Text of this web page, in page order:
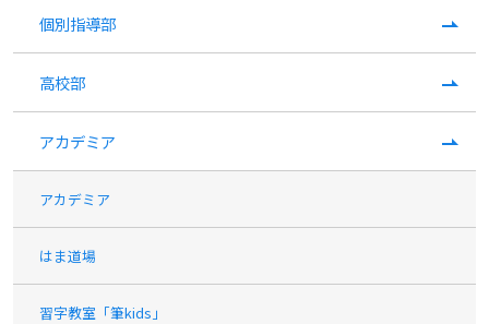
個別指導部
高校部
アカデミア
アカデミア
はま道場
習字教室「筆kids」